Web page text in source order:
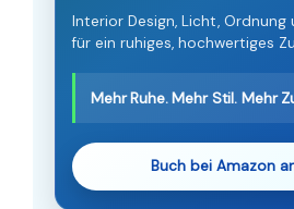
Interior Design, Licht, Ordnung
für ein ruhiges, hochwertiges
Mehr Ruhe. Mehr Stil. Mehr
Buch bei Amazon